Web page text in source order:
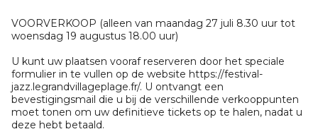
VOORVERKOOP (alleen van maandag 27 juli 8.30 uur tot
woensdag 19 augustus 18.00 uur)
U kunt uw plaatsen vooraf reserveren door het speciale
formulier in te vullen op de website https://festival-
jazz.legrandvillageplage.fr/. U ontvangt een
bevestigingsmail die u bij de verschillende verkooppunten
moet tonen om uw definitieve tickets op te halen, nadat u
deze hebt betaald.